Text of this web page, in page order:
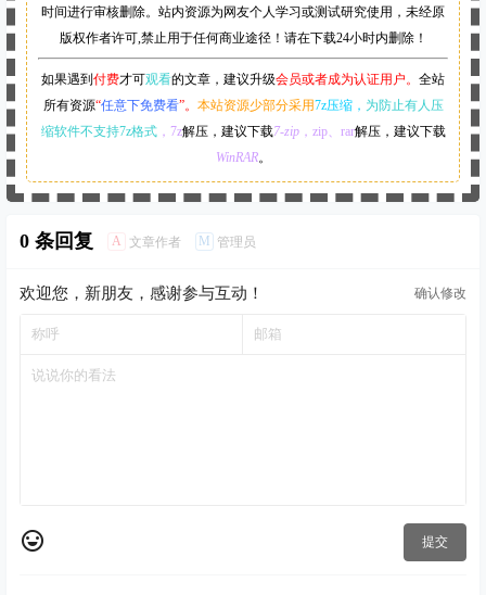
时间进行审核删除。站内资源为网友个人学习或测试研究使用，未经原
版权作者许可,禁止用于任何商业途径！请在下载24小时内删除！
如果遇到 付费才可观看的文章，建议升级会员或者成为认证用户。 全站
所有资源“任意下免费看”。 本站资源少部分采用7z压缩， 为防止有人压
缩软件不支持7z格式，7z解压，建议下载7-zip，zip、rar解压，建议下载
WinRAR。
0 条回复 A 文章作者 M 管理员
欢迎您，新朋友，感谢参与互动！ 确认修改
提交